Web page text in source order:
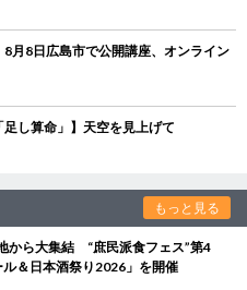
8日広島市で公開講座、オンライン
足し算命」】天空を見上げて
もっと見る
から大集結 “庶民派食フェス”第4
＆日本酒祭り2026」を開催